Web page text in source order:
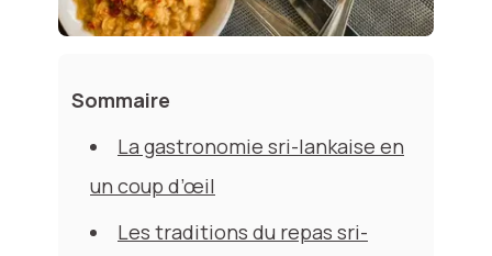
Sommaire
La gastronomie sri-lankaise en
un coup d’œil
Les traditions du repas sri-